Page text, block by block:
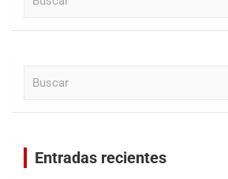
Entradas recientes